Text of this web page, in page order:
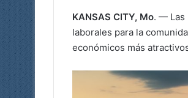
KANSAS CITY, Mo. — Las
laborales para la
económicos más